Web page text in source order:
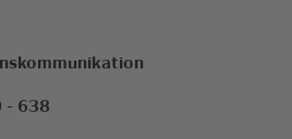
- 638